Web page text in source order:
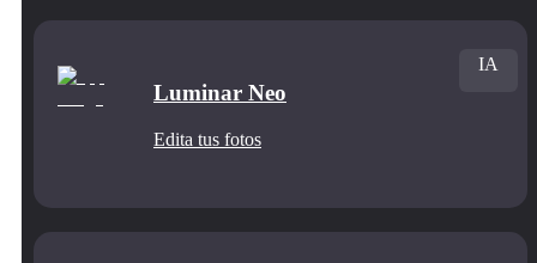
Luminar Neo
Edita tus fotos
IA